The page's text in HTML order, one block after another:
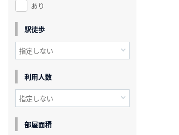
あり
駅徒歩
利用人数
部屋面積